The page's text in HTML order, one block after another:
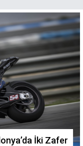
İki Zafer